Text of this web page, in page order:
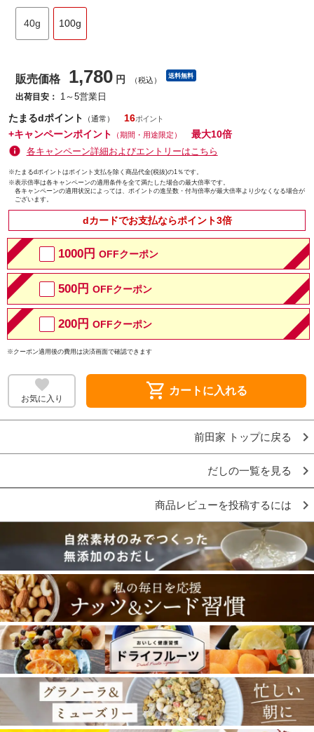
40g 100g
販売価格 1,780 円 （税込） 送料無料
出荷目安： 1～5営業日
たまるdポイント （通常）
16
+キャンペーンポイント
（期間・用途限定） 最大10倍
各キャンペーン詳細およびエントリーはこちら
※たまるdポイントはポイント支払を除く商品代金(税抜)の1％です。
※表示倍率は各キャンペーンの適用条件を全て満たした場合の最大倍率です。
各キャンペーンの適用状況によっては、ポイントの進呈数・付与倍率が最大倍率より少なくなる場合が
ございます。
dカードでお支払ならポイント3倍
1000円 OFFクーポン
500円 OFFクーポン
200円 OFFクーポン
※クーポン適用後の費用は決済画面で確認できます
お気に入り shopping_cart カートに入れる
前田家 トップに戻る
だしの一覧を見る
商品レビューを投稿するには